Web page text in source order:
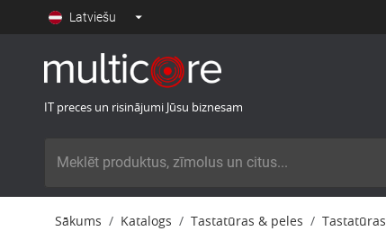
Latviešu
IT preces un risinājumi Jūsu biznesam
Sākums Katalogs Tastatūras & peles Tastatūras